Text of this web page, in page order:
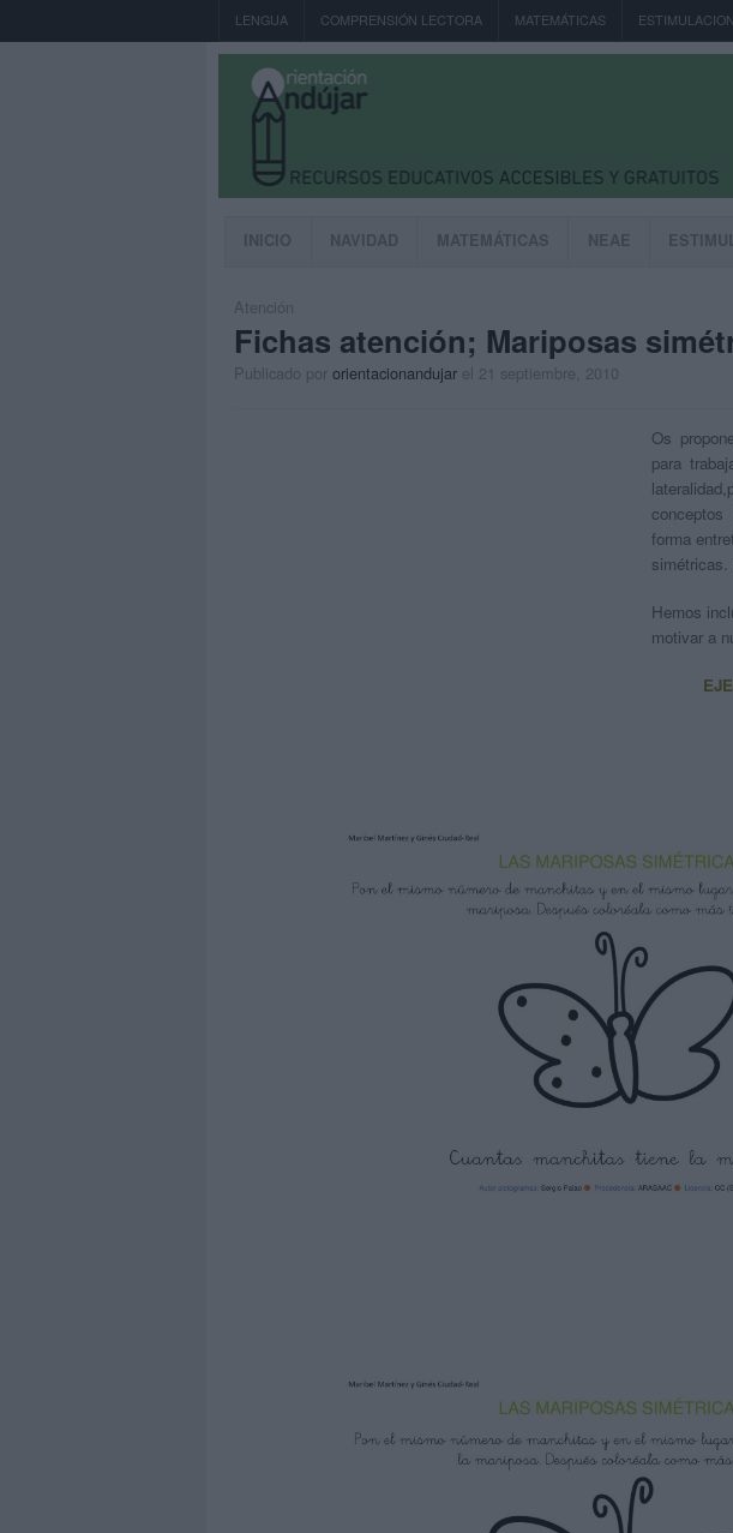
LENGUA COMPRENSIÓN LECTORA MATEMÁTICAS
INICIO NAVIDAD MATEMÁTICAS NEAE
Atención
Fichas atención; Mariposas
Publicado por orientacionandujar el 21 septiembre, 2010
Os
para
forma
simétricas.
Hemos
motivar a